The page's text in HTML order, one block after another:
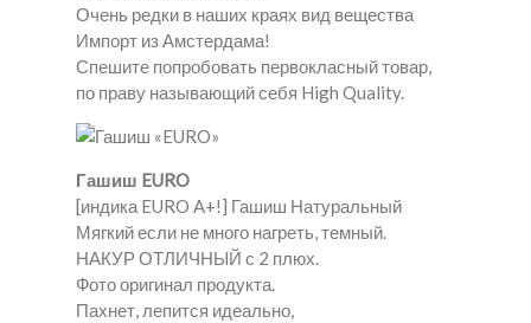
Очень редки в наших краях вид вещества
Импорт из Амстердама!
Спешите попробовать первокласный товар,
по праву называющий себя High Quality.
Гашиш EURO
[индика EURO A+!] Гашиш Натуральный
Мягкий если не много нагреть, темный.
НАКУР ОТЛИЧНЫЙ с 2 плюх.
Фото оригинал продукта.
Пахнет, лепится идеально,